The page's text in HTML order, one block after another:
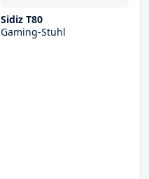
Sidiz T80
Gaming-Stuhl